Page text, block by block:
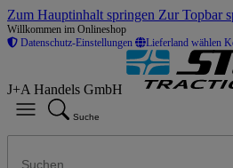
Zum Hauptinhalt springen Zur Topbar
Willkommen im Onlineshop
Datenschutz-Einstellungen
Lieferland wählen
J+A Handels GmbH
Suche